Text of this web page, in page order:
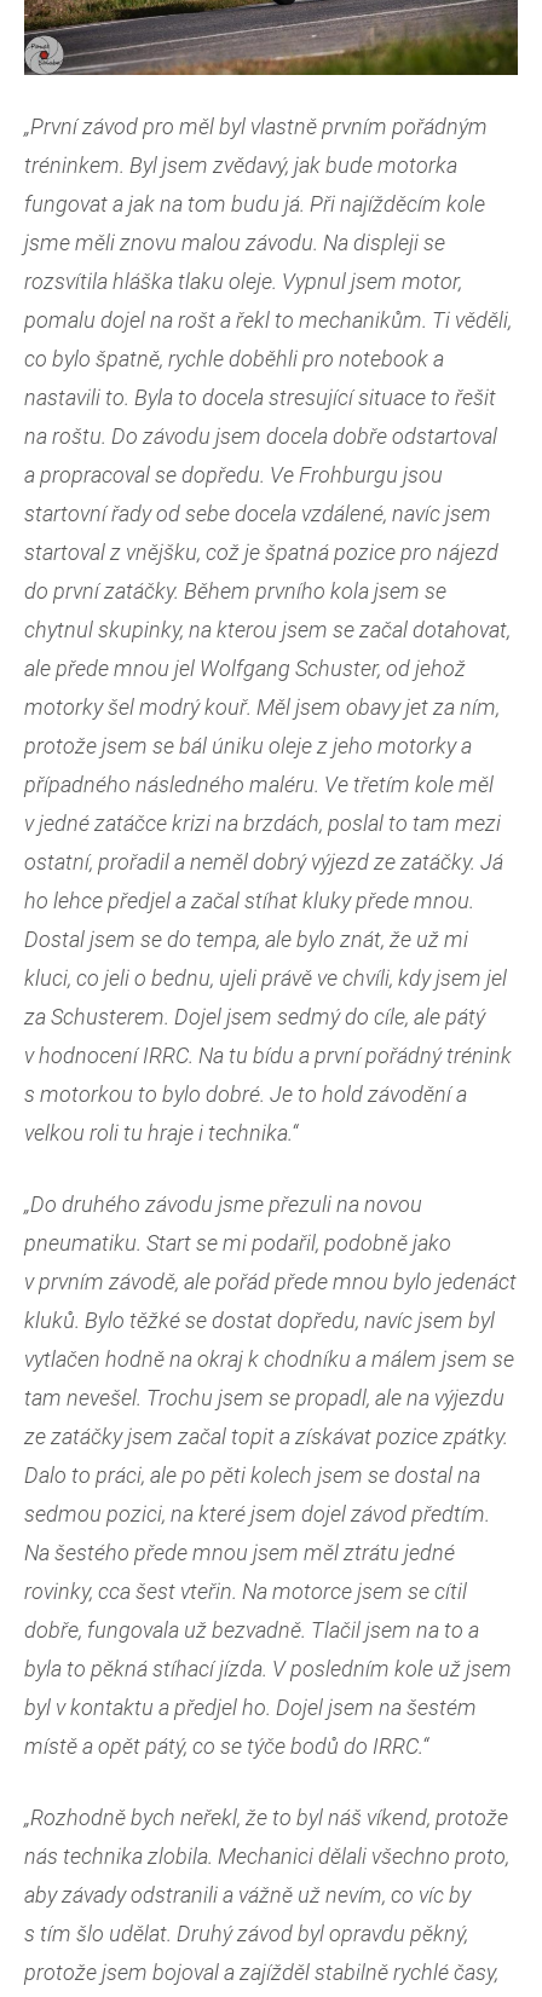
„První závod pro měl byl vlastně prvním pořádným
tréninkem. Byl jsem zvědavý, jak bude motorka
fungovat a jak na tom budu já. Při najížděcím kole
jsme měli znovu malou závodu. Na displeji se
rozsvítila hláška tlaku oleje. Vypnul jsem motor,
pomalu dojel na rošt a řekl to mechanikům. Ti věděli,
co bylo špatně, rychle doběhli pro notebook a
nastavili to. Byla to docela stresující situace to řešit
na roštu. Do závodu jsem docela dobře odstartoval
a propracoval se dopředu. Ve Frohburgu jsou
startovní řady od sebe docela vzdálené, navíc jsem
startoval z vnějšku, což je špatná pozice pro nájezd
do první zatáčky. Během prvního kola jsem se
chytnul skupinky, na kterou jsem se začal dotahovat,
ale přede mnou jel Wolfgang Schuster, od jehož
motorky šel modrý kouř. Měl jsem obavy jet za ním,
protože jsem se bál úniku oleje z jeho motorky a
případného následného maléru. Ve třetím kole měl
v jedné zatáčce krizi na brzdách, poslal to tam mezi
ostatní, prořadil a neměl dobrý výjezd ze zatáčky. Já
ho lehce předjel a začal stíhat kluky přede mnou.
Dostal jsem se do tempa, ale bylo znát, že už mi
kluci, co jeli o bednu, ujeli právě ve chvíli, kdy jsem jel
za Schusterem. Dojel jsem sedmý do cíle, ale pátý
v hodnocení IRRC. Na tu bídu a první pořádný trénink
s motorkou to bylo dobré. Je to hold závodění a
velkou roli tu hraje i technika.“
„Do druhého závodu jsme přezuli na novou
pneumatiku. Start se mi podařil, podobně jako
v prvním závodě, ale pořád přede mnou bylo jedenáct
kluků. Bylo těžké se dostat dopředu, navíc jsem byl
vytlačen hodně na okraj k chodníku a málem jsem se
tam nevešel. Trochu jsem se propadl, ale na výjezdu
ze zatáčky jsem začal topit a získávat pozice zpátky.
Dalo to práci, ale po pěti kolech jsem se dostal na
sedmou pozici, na které jsem dojel závod předtím.
Na šestého přede mnou jsem měl ztrátu jedné
rovinky, cca šest vteřin. Na motorce jsem se cítil
dobře, fungovala už bezvadně. Tlačil jsem na to a
byla to pěkná stíhací jízda. V posledním kole už jsem
byl v kontaktu a předjel ho. Dojel jsem na šestém
místě a opět pátý, co se týče bodů do IRRC.“
„Rozhodně bych neřekl, že to byl náš víkend, protože
nás technika zlobila. Mechanici dělali všechno proto,
aby závady odstranili a vážně už nevím, co víc by
s tím šlo udělat. Druhý závod byl opravdu pěkný,
protože jsem bojoval a zajížděl stabilně rychlé časy,